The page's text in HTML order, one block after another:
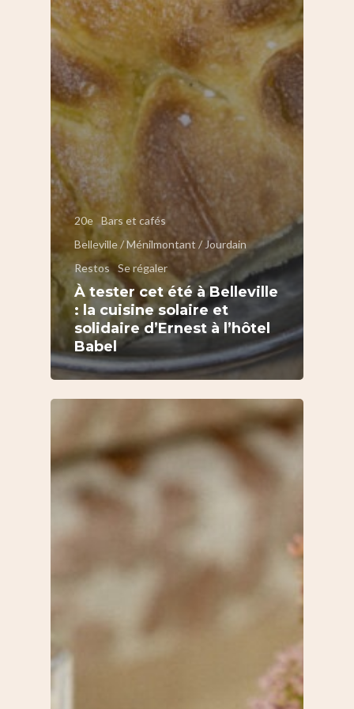
20e Bars et cafés
Belleville / Ménilmontant / Jourdain
Restos Se régaler
À tester cet été à Belleville
: la cuisine solaire et
solidaire d’Ernest à l’hôtel
Babel